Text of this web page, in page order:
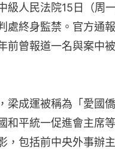
級人民法院15日（周
處終身監禁。官方通
前曾報道一名與案中
梁成運被稱為「愛國
和平統一促進會主席
，包括前中央外事辦